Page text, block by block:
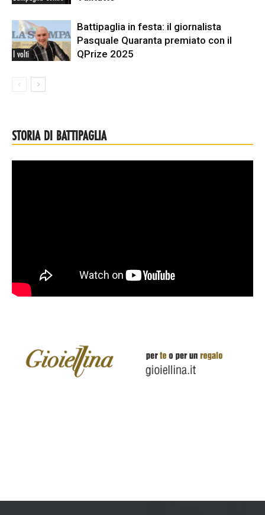
I volti
Battipaglia in festa: il giornalista
Pasquale Quaranta premiato con il
QPrize 2025
STORIA DI BATTIPAGLIA